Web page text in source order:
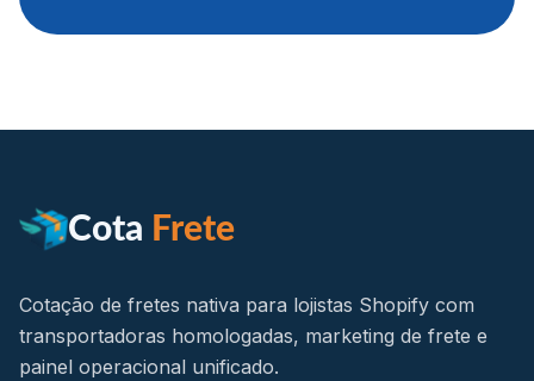
Cota Frete
Cotação de fretes nativa para lojistas Shopify com
transportadoras homologadas, marketing de frete e
painel operacional unificado.